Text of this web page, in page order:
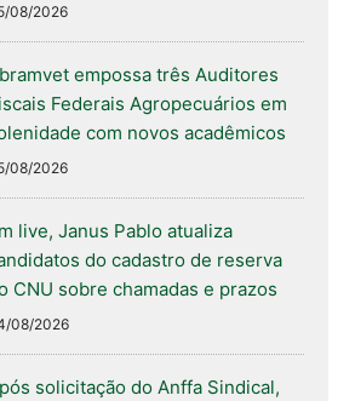
08/2026
empossa três Auditores
Federais Agropecuários em
com novos acadêmicos
08/2026
live, Janus Pablo atualiza
do cadastro de reserva
CNU sobre chamadas e prazos
08/2026
solicitação do Anffa Sindical,